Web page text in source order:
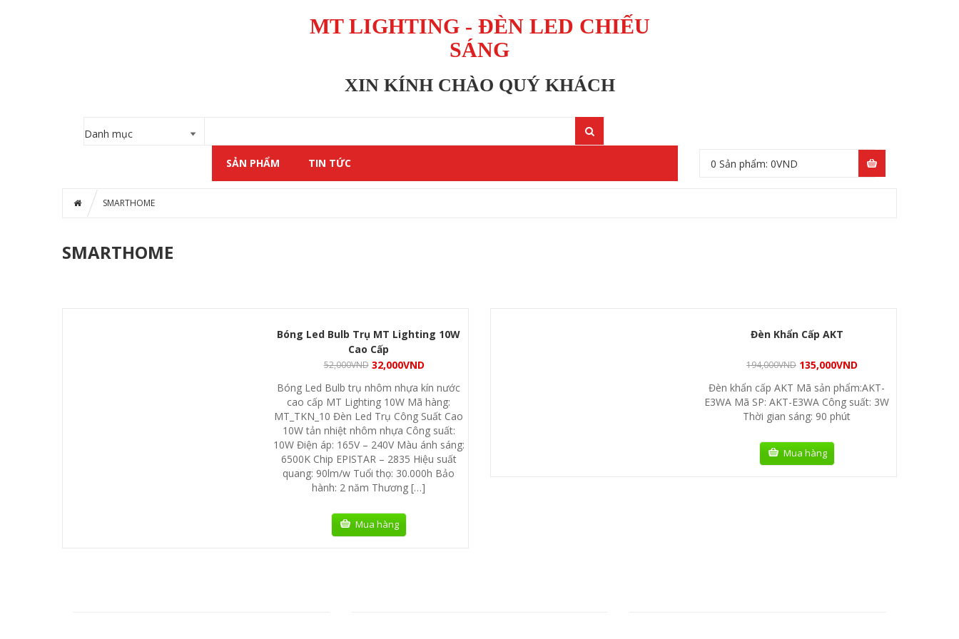
MT LIGHTING - ĐÈN LED CHIẾU
SÁNG
XIN KÍNH CHÀO QUÝ KHÁCH
SẢN PHẨM TIN TỨC 0 Sản phẩm: 0VND
SMARTHOME
SMARTHOME
Bóng Led Bulb Trụ MT Lighting 10W
Cao Cấp
52,000VND 32,000VND
Bóng Led Bulb trụ nhôm nhựa kín nước
cao cấp MT Lighting 10W Mã hàng:
MT_TKN_10 Đèn Led Trụ Công Suất Cao
10W tản nhiệt nhôm nhựa Công suất:
10W Điện áp: 165V – 240V Màu ánh sáng:
6500K Chip EPISTAR – 2835 Hiệu suất
quang: 90lm/w Tuổi thọ: 30.000h Bảo
hành: 2 năm Thương […]
Mua hàng
Đèn Khẩn Cấp AKT
194,000VND 135,000VND
Đèn khẩn cấp AKT Mã sản phẩm:AKT-
E3WA Mã SP: AKT-E3WA Công suất: 3W
Thời gian sáng: 90 phút
Mua hàng